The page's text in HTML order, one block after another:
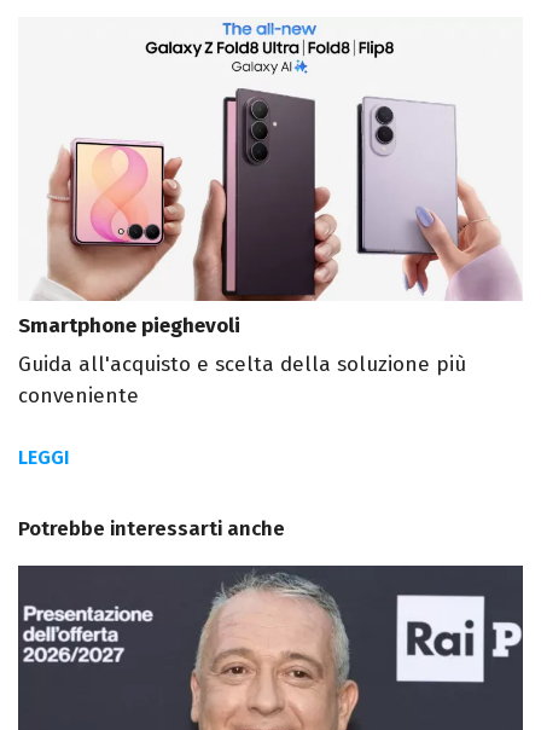
Smartphone pieghevoli
Guida all'acquisto e scelta della soluzione più
conveniente
LEGGI
Potrebbe interessarti anche